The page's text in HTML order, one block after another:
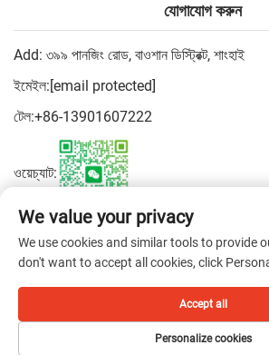
যোগাযোগ করুন
Add: ৩৯৯ পানজিং রোড, বাওশান ডিস্ট্রিক্ট, শাংহাই
ইমেইল: [email protected]
টেল:+86-13901607222
ওয়েচ্যাট:
সংরক্ষিত।
We value your privacy
We use cookies and similar tools to provide
don't want to accept all cookies, click
Personalize cookies
Accept all